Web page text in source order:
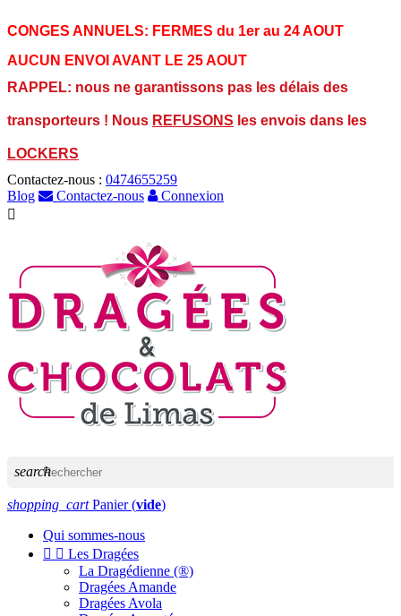
CONGES ANNUELS: FERMES du 1er au 24 AOUT
AUCUN ENVOI AVANT LE 25 AOUT
RAPPEL: nous ne garantissons pas les délais des
transporteurs ! Nous REFUSONS les envois dans les
LOCKERS
Contactez-nous : 0474655259
Blog
Contactez-nous
Connexion

search
shopping_cart Panier (vide)
Qui sommes-nous
  Les Dragées
La Dragédienne (®)
Dragées Amande
Dragées Avola